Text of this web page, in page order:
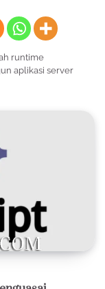
runtime
aplikasi server